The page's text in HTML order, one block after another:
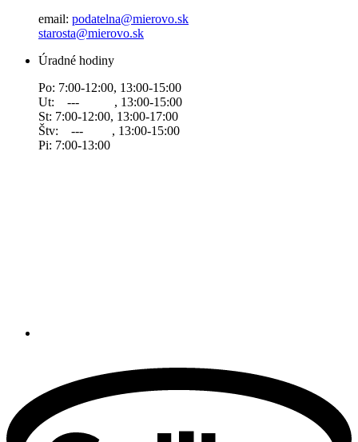
email: podatelna@mierovo.sk
starosta@mierovo.sk
Úradné hodiny
Po: 7:00-12:00, 13:00-15:00
Ut: --- , 13:00-15:00
St: 7:00-12:00, 13:00-17:00
Štv: --- , 13:00-15:00
Pi: 7:00-13:00